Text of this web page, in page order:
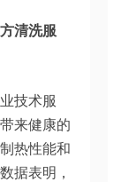
清洗服
技术服
来健康的
热性能和
据表明，